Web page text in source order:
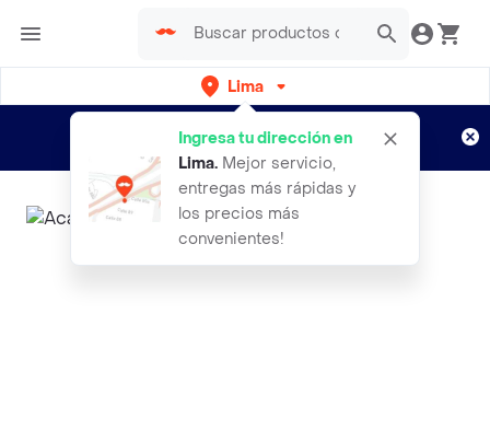
Lima
Ingresa tu dirección en
Lima. Mejor servicio,
entregas más rápidas y
los precios más
convenientes!
envíos gratis por semanas
Aplican TyC